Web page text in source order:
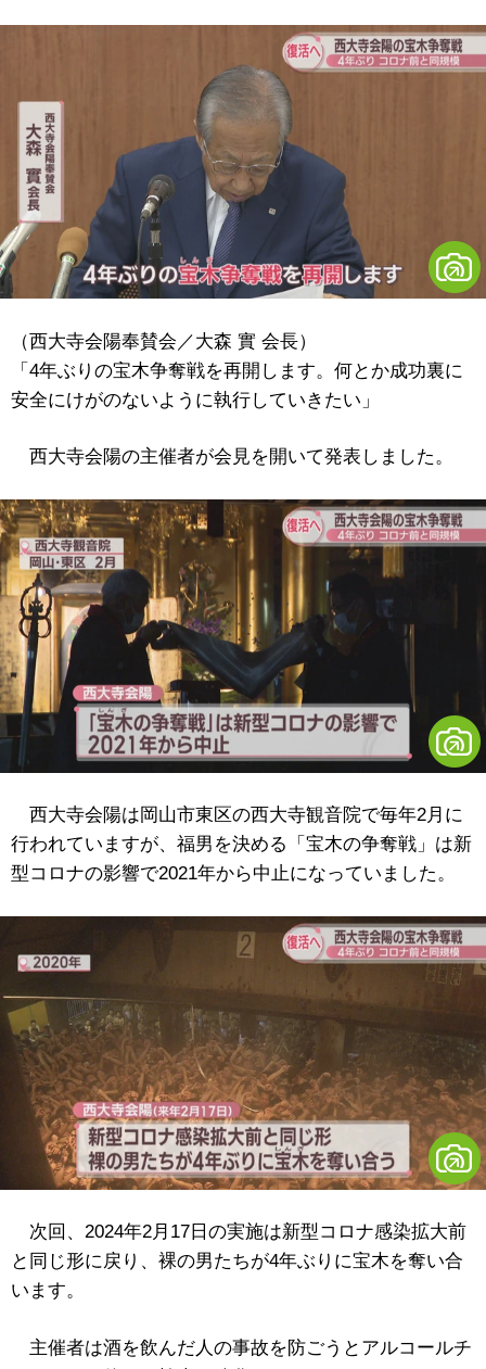
（西大寺会陽奉賛会／大森 實 会長）
「4年ぶりの宝木争奪戦を再開します。何とか成功裏に
安全にけがのないように執行していきたい」
西大寺会陽の主催者が会見を開いて発表しました。
西大寺会陽は岡山市東区の西大寺観音院で毎年2月に
行われていますが、福男を決める「宝木の争奪戦」は新
型コロナの影響で2021年から中止になっていました。
次回、2024年2月17日の実施は新型コロナ感染拡大前
と同じ形に戻り、裸の男たちが4年ぶりに宝木を奪い合
います。
主催者は酒を飲んだ人の事故を防ごうとアルコールチ